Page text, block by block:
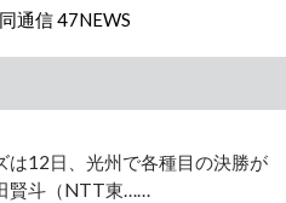
通信 47NEWS
は12日、光州で各種目の決勝が
賢斗（NTT東……